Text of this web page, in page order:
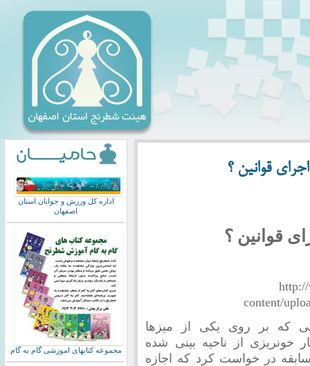
قوانین ؟
قوانین ؟
که بر روی یکی از میزها
خونریزی از ناحیه بینی شده
در خواست کرد که اجازه
اداره کل ورزش و جوانان استان
اصفهان
مجموعه کتابهای اموزشی گام به گام